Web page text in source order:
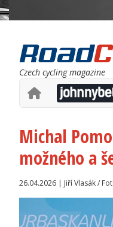
Czech cycling magazine
Michal
možného a
26.04.2026 | Jiří Vlasák /